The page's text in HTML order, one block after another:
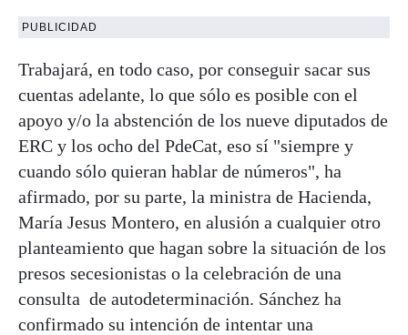
PUBLICIDAD
Trabajará, en todo caso, por conseguir sacar sus
cuentas adelante, lo que sólo es posible con el
apoyo y/o la abstención de los nueve diputados de
ERC y los ocho del PdeCat, eso sí "siempre y
cuando sólo quieran hablar de números", ha
afirmado, por su parte, la ministra de Hacienda,
María Jesus Montero, en alusión a cualquier otro
planteamiento que hagan sobre la situación de los
presos secesionistas o la celebración de una
consulta de autodeterminación. Sánchez ha
confirmado su intención de intentar una